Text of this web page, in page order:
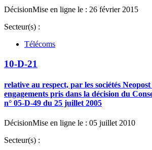
DécisionMise en ligne le : 26 février 2015
Secteur(s) :
Télécoms
10-D-21
relative au respect, par les sociétés
engagements pris dans la décision du
n° 05-D-49 du 25 juillet 2005
DécisionMise en ligne le : 05 juillet 2010
Secteur(s) :